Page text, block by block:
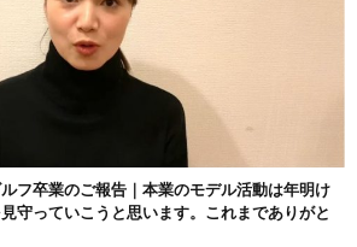
フ卒業のご報告｜本業のモデル活動は年明け
守っていこうと思います。これまでありがと